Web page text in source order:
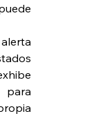
para